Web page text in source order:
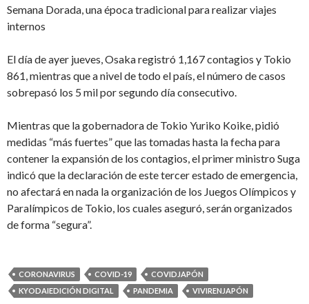
Semana Dorada, una época tradicional para realizar viajes
internos
El día de ayer jueves, Osaka registró 1,167 contagios y Tokio
861, mientras que a nivel de todo el país, el número de casos
sobrepasó los 5 mil por segundo día consecutivo.
Mientras que la gobernadora de Tokio Yuriko Koike, pidió
medidas “más fuertes” que las tomadas hasta la fecha para
contener la expansión de los contagios, el primer ministro Suga
indicó que la declaración de este tercer estado de emergencia,
no afectará en nada la organización de los Juegos Olímpicos y
Paralímpicos de Tokio, los cuales aseguró, serán organizados
de forma “segura”.
CORONAVIRUS COVID-19
COVIDJAPÓN
KYODAIEDICIÓN DIGITAL
PANDEMIA VIVIRENJAPÓN